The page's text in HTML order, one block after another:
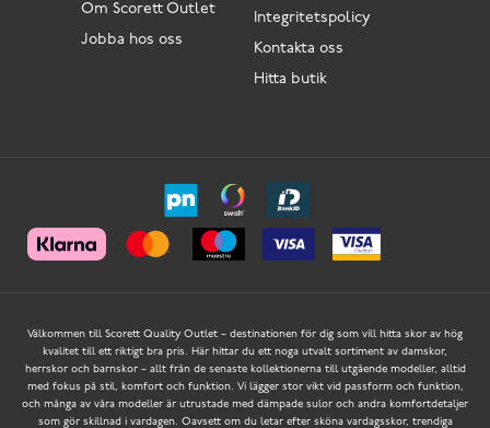
Integritetspolicy
Kontakta oss
Hitta butik
Om Scorett Outlet
Jobba hos oss
Välkommen till Scorett Quality Outlet – destinationen för dig som vill hitta skor av hög
kvalitet till ett riktigt bra pris. Här hittar du ett noga utvalt sortiment av damskor,
herrskor och barnskor – allt från de senaste kollektionerna till utgående modeller, alltid
med fokus på stil, komfort och funktion. Vi lägger stor vikt vid passform och funktion,
och många av våra modeller är utrustade med dämpade sulor och andra komfortdetaljer
som gör skillnad i vardagen. Oavsett om du letar efter sköna vardagsskor, trendiga